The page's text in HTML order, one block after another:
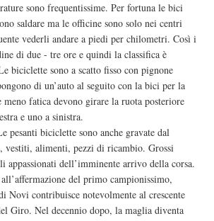
sono frequentissime. Per fortuna le bici
saldare ma le officine sono solo nei centri
vederli andare a piedi per chilometri. Così i
di due - tre ore e quindi la classifica è
biciclette sono a scatto fisso con pignone
di un’auto al seguito con la bici per la
fatica devono girare la ruota posteriore
e uno a sinistra.
pesanti biciclette sono anche gravate dal
vestiti, alimenti, pezzi di ricambio. Grossi
appassionati dell’imminente arrivo della corsa.
del primo campionissimo,
Novi contribuisce notevolmente al crescente
Giro. Nel decennio dopo, la maglia diventa